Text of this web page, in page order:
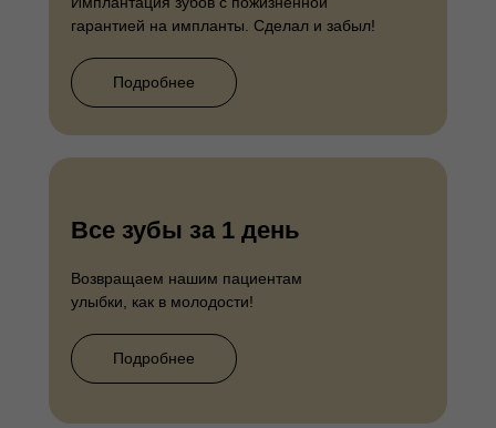
Все зубы за 1 день
Подробнее
Возвращаем нашим пациентам
улыбки, как в молодости!
Подробнее
гарантией на импланты. Сделал и забыл!